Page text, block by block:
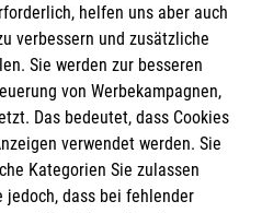
helfen uns aber auch
verbessern und zusätzliche
Sie werden zur besseren
von Werbekampagnen,
Das bedeutet, dass Cookies
verwendet werden. Sie
Kategorien Sie zulassen
jedoch, dass bei fehlender